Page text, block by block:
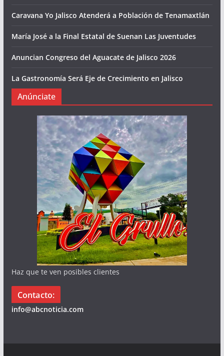
Caravana Yo Jalisco Atenderá a Población de Tenamaxtlán
María José a la Final Estatal de Suenan Las Juventudes
Anuncian Congreso del Aguacate de Jalisco 2026
La Gastronomía Será Eje de Crecimiento en Jalisco
Anúnciate
Haz que te ven posibles clientes
Contacto:
info@abcnoticia.com